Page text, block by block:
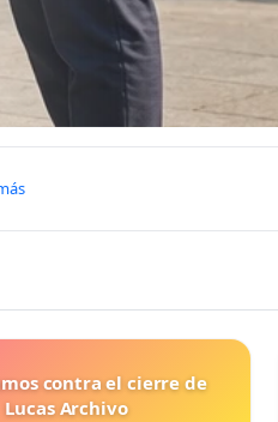
contra el cierre de
Lucas Archivo